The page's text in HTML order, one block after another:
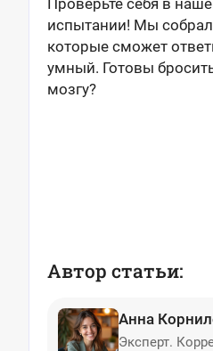
Проверьте себя в
испытании! Мы
которые сможет
умный. Готовы
мозгу?
Автор статьи:
Анна
Эксперт.